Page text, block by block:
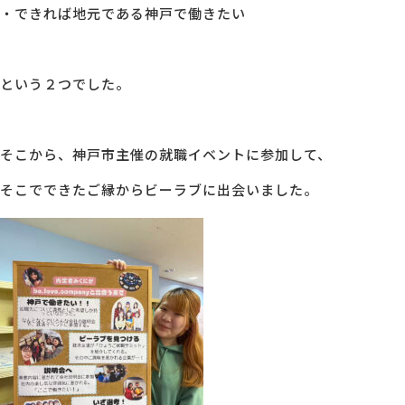
・できれば地元である神戸で働きたい
という２つでした。
そこから、神戸市主催の就職イベントに参加して、
そこでできたご縁からビーラブに出会いました。